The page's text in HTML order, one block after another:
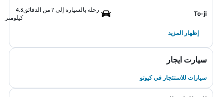
To-ji
رحلة بالسيارة إلى 7 من الدقائق
4.3
كيلومتر
إظهار المزيد
سيارت ايجار
سيارات للاستئجار في كيوتو